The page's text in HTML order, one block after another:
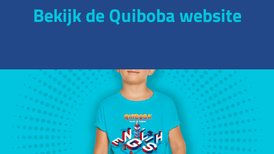
Bekijk de Quiboba website